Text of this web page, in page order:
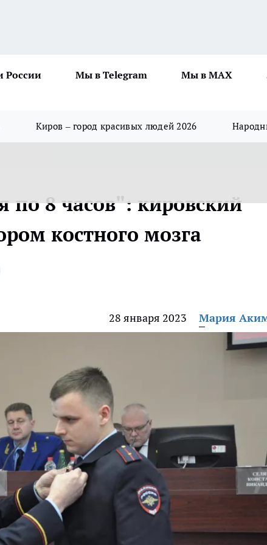
России Мы в Telegram Мы в MAX
Киров – город красивых людей 2026
по 8 часов": кировский
костного мозга
28 января 2023 Мария